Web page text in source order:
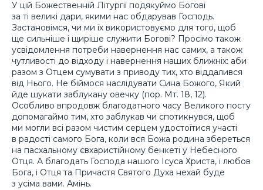
У цій Божественній Літургії подякуймо Богові
за ті великі дари, якими нас обдарував Господь.
Застановімся, чи ми їх використовуємо для того, щоб
ще сильніше і щиріше служити Богові? Просімо також
усвідомлення потреби навернення нас самих, а також
чутливості до відходу і навернення наших ближніх: аби
разом з Отцем сумувати з приводу тих, хто віддалився
від Нього. Не біймося наслідувати Сина Божого, Який
йде шукати заблукану овечку (пор. Мт. 18, 12).
Особливо впродовж благодатного часу Великого посту
допомагаймо тим, хто заблукав чи спотикнувся, щоб
ми могли всі разом чистим серцем удостоїтися участі
в радості самого Бога, коли вся Божа родина збереться
на пасхальному євхаристійному бенкеті у Небесного
Отця. А благодать Господа нашого Ісуса Христа, і любов
Бога, і Отця та Причастя Святого Духа нехай буде
з усіма вами. Амінь.